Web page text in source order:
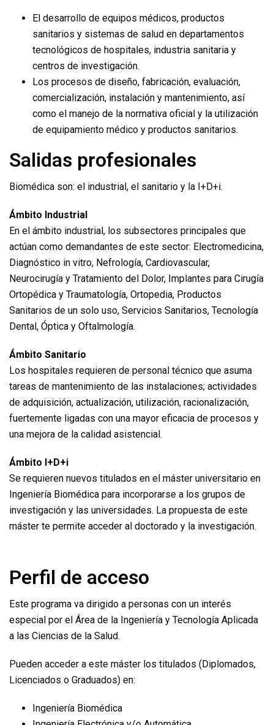
El desarrollo de equipos médicos, productos
sanitarios y sistemas de salud en departamentos
tecnológicos de hospitales, industria sanitaria y
centros de investigación.
Los procesos de diseño, fabricación, evaluación,
comercialización, instalación y mantenimiento, así
como el manejo de la normativa oficial y la utilización
de equipamiento médico y productos sanitarios.
Salidas profesionales
Biomédica son: el industrial, el sanitario y la I+D+i.
Ámbito Industrial
En el ámbito industrial, los subsectores principales que
actúan como demandantes de este sector: Electromedicina,
Diagnóstico in vitro, Nefrología, Cardiovascular,
Neurocirugía y Tratamiento del Dolor, Implantes para Cirugía
Ortopédica y Traumatología, Ortopedia, Productos
Sanitarios de un solo uso, Servicios Sanitarios, Tecnología
Dental, Óptica y Oftalmología.
Ámbito Sanitario
Los hospitales requieren de personal técnico que asuma
tareas de mantenimiento de las instalaciones; actividades
de adquisición, actualización, utilización, racionalización,
fuertemente ligadas con una mayor eficacia de procesos y
una mejora de la calidad asistencial.
Ámbito I+D+i
Se requieren nuevos titulados en el máster universitario en
Ingeniería Biomédica para incorporarse a los grupos de
investigación y las universidades. La propuesta de este
máster te permite acceder al doctorado y la investigación.
Perfil de acceso
Este programa va dirigido a personas con un interés
especial por el Área de la Ingeniería y Tecnología Aplicada
a las Ciencias de la Salud.
Pueden acceder a este máster los titulados (Diplomados,
Licenciados o Graduados) en:
Ingeniería Biomédica